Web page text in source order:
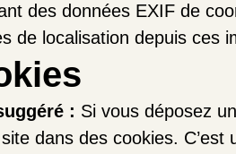
des données EXIF de
de localisation depuis ces
: Si vous déposez
dans des cookies.